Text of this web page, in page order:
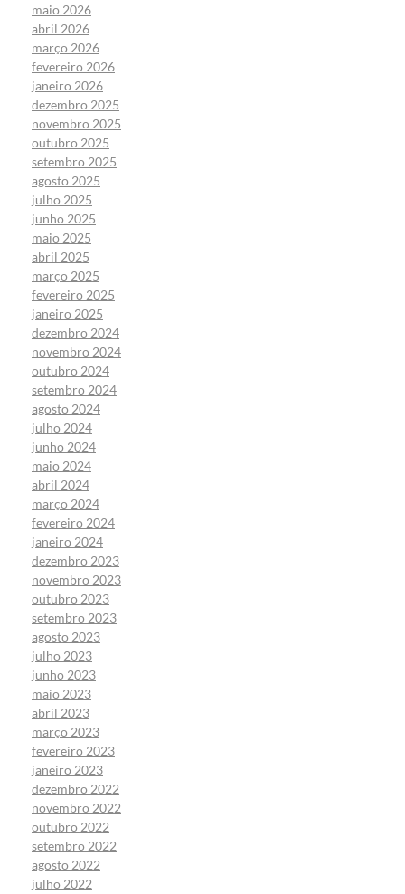
maio 2026
abril 2026
março 2026
fevereiro 2026
janeiro 2026
dezembro 2025
novembro 2025
outubro 2025
setembro 2025
agosto 2025
julho 2025
junho 2025
maio 2025
abril 2025
março 2025
fevereiro 2025
janeiro 2025
dezembro 2024
novembro 2024
outubro 2024
setembro 2024
agosto 2024
julho 2024
junho 2024
maio 2024
abril 2024
março 2024
fevereiro 2024
janeiro 2024
dezembro 2023
novembro 2023
outubro 2023
setembro 2023
agosto 2023
julho 2023
junho 2023
maio 2023
abril 2023
março 2023
fevereiro 2023
janeiro 2023
dezembro 2022
novembro 2022
outubro 2022
setembro 2022
agosto 2022
julho 2022